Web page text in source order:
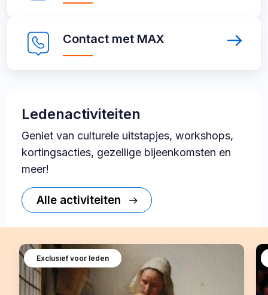
Contact met MAX
MAX
Ledenactiviteiten
Geniet van culturele uitstapjes, workshops,
kortingsacties, gezellige bijeenkomsten en
meer!
Alle activiteiten
Exclusief voor leden